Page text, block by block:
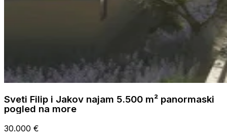
Sveti Filip i Jakov najam 5.500 m² panormaski
pogled na more
30.000 €